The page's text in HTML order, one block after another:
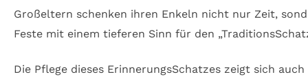
Großeltern schenken ihren Enkeln nicht nur Zeit,
Feste mit einem tieferen Sinn für den
Die Pflege dieses ErinnerungsSchatzes zeigt sich